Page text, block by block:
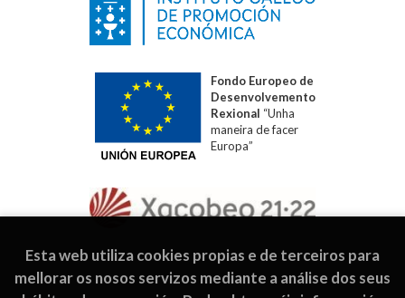
Fondo Europeo de
Desenvolvemento
Rexional “Unha
maneira de facer
Europa”
Esta web utiliza cookies propias e de terceiros para
mellorar os nosos servizos mediante a análise dos seus